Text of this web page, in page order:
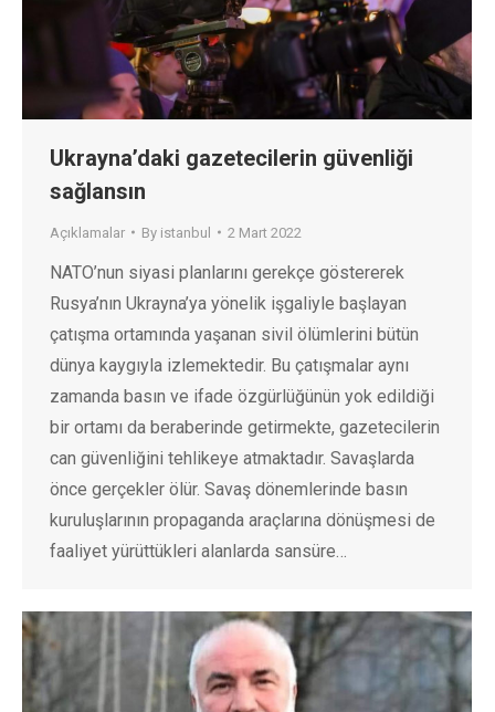
Ukrayna’daki gazetecilerin güvenliği
sağlansın
Açıklamalar By istanbul 2 Mart 2022
NATO’nun siyasi planlarını gerekçe göstererek
Rusya’nın Ukrayna’ya yönelik işgaliyle başlayan
çatışma ortamında yaşanan sivil ölümlerini bütün
dünya kaygıyla izlemektedir. Bu çatışmalar aynı
zamanda basın ve ifade özgürlüğünün yok edildiği
bir ortamı da beraberinde getirmekte, gazetecilerin
can güvenliğini tehlikeye atmaktadır. Savaşlarda
önce gerçekler ölür. Savaş dönemlerinde basın
kuruluşlarının propaganda araçlarına dönüşmesi de
faaliyet yürüttükleri alanlarda sansüre…